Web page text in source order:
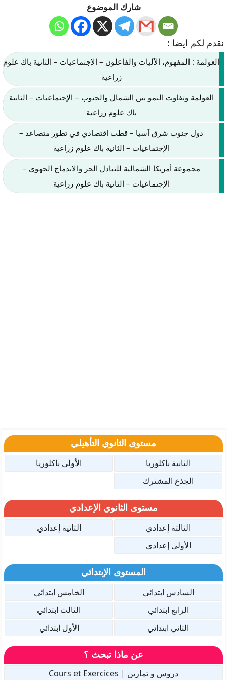
شارك الموضوع
نقدم لكم ايضا :
العولمة : المفهوم، الآليات والفاعلون – الإجتماعيات – الثانية باك علوم
زراعية
العولمة وتفاوت النمو بين الشمال والجنوب – الإجتماعيات – الثانية
باك علوم زراعية
دول جنوب شرق آسيا – قطب اقتصادي في تطور متصاعد –
الإجتماعيات – الثانية باك علوم زراعية
مجموعة أمريكا الشمالية للتبادل الحر والاندماج الجهوي –
الإجتماعيات – الثانية باك علوم زراعية
مستوى الثانوي التأهيلي
الثانية باكلوريا
الأولى باكلوريا
الجذع المشترك
مستوى الثانوي الإعدادي
الثالثة إعدادي
الثانية إعدادي
الأولى إعدادي
المستوى الإبتدائي
السادس ابتدائي
الخامس ابتدائي
الرابع ابتدائي
الثالث ابتدائي
الثاني ابتدائي
الأول ابتدائي
عن ماذا تبحث ؟
دروس و تمارين | Cours et Exercices